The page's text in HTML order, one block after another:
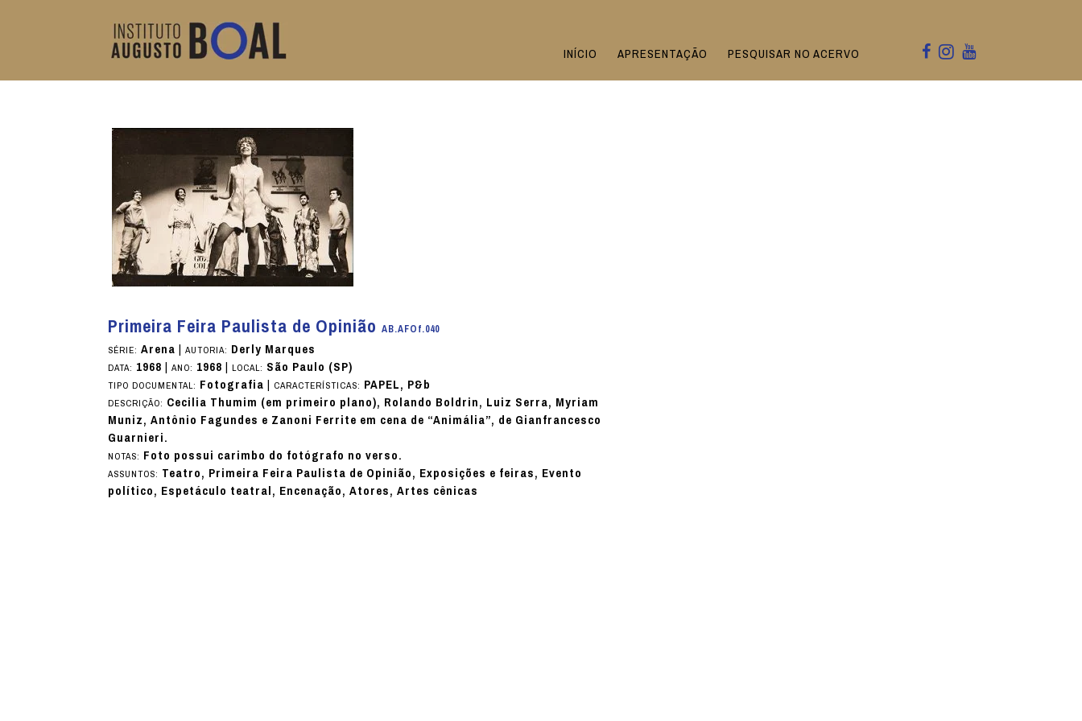
PESQUISAR NO ACERVO
APRESENTAÇÃO
INÍCIO
Primeira Feira Paulista de OpiniãoAB.AFOf.040
SÉRIE:Arena|AUTORIA: Derly Marques
DATA: 1968|ANO: 1968|LOCAL: São Paulo (SP)
TIPO DOCUMENTAL: Fotografia| CARACTERÍSTICAS: PAPEL, P&b
DESCRIÇÃO: Cecilia Thumim (em primeiro plano), Rolando Boldrin, Luiz Serra, Myriam
Muniz, Antônio Fagundes e Zanoni Ferrite em cena de “Animália”, de Gianfrancesco
Guarnieri.
NOTAS: Foto possui carimbo do fotógrafo no verso.
ASSUNTOS: Teatro, Primeira Feira Paulista de Opinião, Exposições e feiras, Evento
político, Espetáculo teatral, Encenação, Atores, Artes cênicas